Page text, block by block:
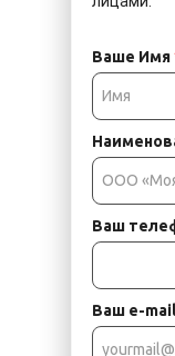
Ваше Имя
Ваш
Ваш e-